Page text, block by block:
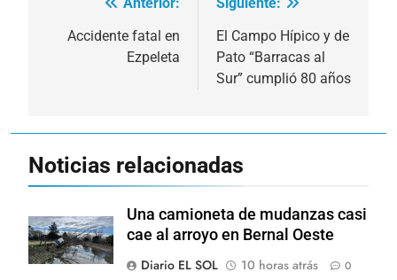
Navegación
deAccidente fatal en
Ezpeleta
El Campo Hípico y de
Pato “Barracas al
Sur” cumplió 80 años
Noticias relacionadas
Una camioneta de mudanzas casi
cae al arroyo en Bernal Oeste
Diario EL SOL
10 horas atrás 0